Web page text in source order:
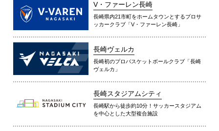
V・ファーレン長崎
長崎県内21市町をホームタウンとするプロサ
ッカークラブ「V・ファーレン長崎」
長崎ヴェルカ
長崎初のプロバスケットボールクラブ「長崎
ヴェルカ」
長崎スタジアムシティ
長崎駅から徒歩約10分！サッカースタジアム
を中心とした大型複合施設